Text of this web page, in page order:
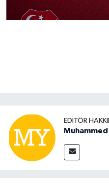
EDITÖR
Muhammed